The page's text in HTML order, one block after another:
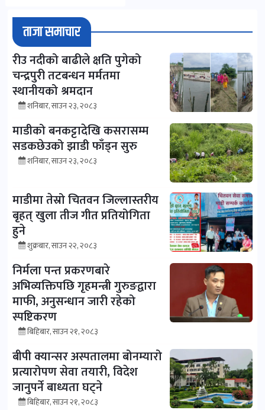
ताजा समाचार
रीउ नदीको बाढीले क्षति पुगेको
चन्द्रपुरी तटबन्धन मर्मतमा
स्थानीयको श्रमदान
शनिबार, साउन २३, २०८३
माडीको बनकट्टादेखि कसरासम्म
सडकछेउको झाडी फाँड्न सुरु
शनिबार, साउन २३, २०८३
माडीमा तेस्रो चितवन जिल्लास्तरीय
बृहत् खुला तीज गीत प्रतियोगिता
हुने
शुक्रबार, साउन २२, २०८३
निर्मला पन्त प्रकरणबारे
अभिव्यक्तिपछि गृहमन्त्री गुरुङद्वारा
माफी, अनुसन्धान जारी रहेको
स्पष्टिकरण
बिहिबार, साउन २१, २०८३
बीपी क्यान्सर अस्पतालमा बोनम्यारो
प्रत्यारोपण सेवा तयारी, विदेश
जानुपर्ने बाध्यता घट्ने
बिहिबार, साउन २१, २०८३